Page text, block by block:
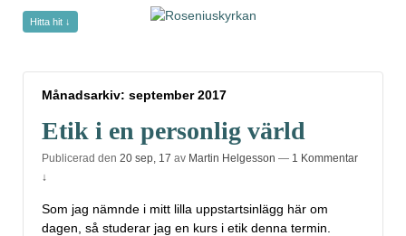
Hitta hit ↓
Månadsarkiv: september 2017
Etik i en personlig värld
Publicerad den 20 sep, 17 av Martin Helgesson — 1 Kommentar
↓
Som jag nämnde i mitt lilla uppstartsinlägg här om
dagen, så studerar jag en kurs i etik denna termin.